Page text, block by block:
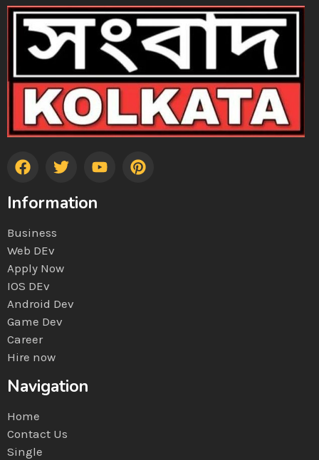
Information
Business
Web DEv
Apply Now
IOS DEv
Android Dev
Game Dev
Career
Hire now
Navigation
Home
Contact Us
Single